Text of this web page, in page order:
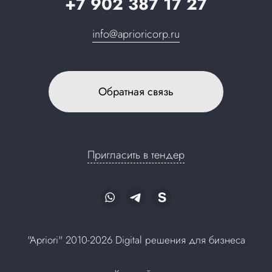
info@aprioricorp.ru
Обратная связь
Пригласить в тендер
"Apriori" 2010-2026 Digital решения для бизнеса